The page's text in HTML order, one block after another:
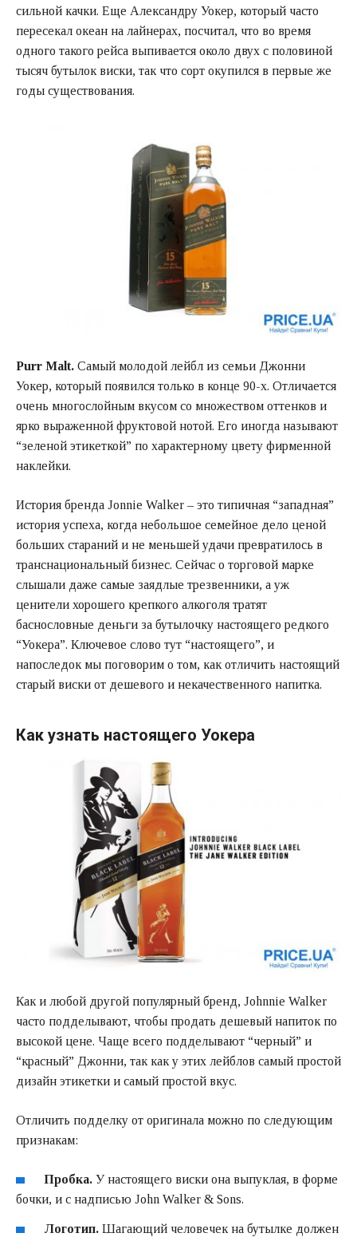
сильной качки. Еще Александру Уокер, который часто
пересекал океан на лайнерах, посчитал, что во время
одного такого рейса выпивается около двух с половиной
тысяч бутылок виски, так что сорт окупился в первые же
годы существования.
Purr Malt. Самый молодой лейбл из семьи Джонни
Уокер, который появился только в конце 90-х. Отличается
очень многослойным вкусом со множеством оттенков и
ярко выраженной фруктовой нотой. Его иногда называют
“зеленой этикеткой” по характерному цвету фирменной
наклейки.
История бренда Jonnie Walker – это типичная “западная”
история успеха, когда небольшое семейное дело ценой
больших стараний и не меньшей удачи превратилось в
транснациональный бизнес. Сейчас о торговой марке
слышали даже самые заядлые трезвенники, а уж
ценители хорошего крепкого алкоголя тратят
баснословные деньги за бутылочку настоящего редкого
“Уокера”. Ключевое слово тут “настоящего”, и
напоследок мы поговорим о том, как отличить настоящий
старый виски от дешевого и некачественного напитка.
Как узнать настоящего Уокера
Как и любой другой популярный бренд, Johnnie Walker
часто подделывают, чтобы продать дешевый напиток по
высокой цене. Чаще всего подделывают “черный” и
“красный” Джонни, так как у этих лейблов самый простой
дизайн этикетки и самый простой вкус.
Отличить подделку от оригинала можно по следующим
признакам:
Пробка. У настоящего виски она выпуклая, в форме
бочки, и с надписью John Walker & Sons.
Логотип. Шагающий человечек на бутылке должен